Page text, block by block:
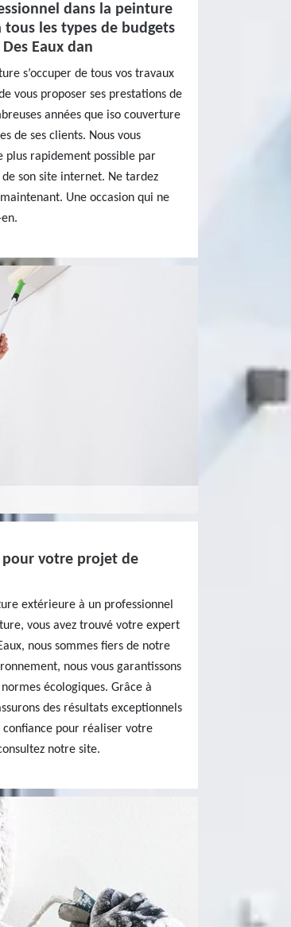
dans la peinture
tous les types de budgets
Eaux dan
s’occuper de tous vos travaux
vous proposer ses prestations de
années que iso couverture
de ses clients. Nous vous
rapidement possible par
son site internet. Ne tardez
Une occasion qui ne
votre projet de
extérieure à un professionnel
vous avez trouvé votre expert
nous sommes fiers de notre
nous vous garantissons
écologiques. Grâce à
des résultats exceptionnels
pour réaliser votre
notre site.